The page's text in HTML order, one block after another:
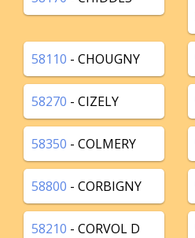
58110 - CHOUGNY
58270 - CIZELY
58350 - COLMERY
58800 - CORBIGNY
58210 - CORVOL D